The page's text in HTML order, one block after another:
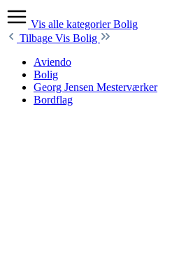
Vis alle kategorierBolig
Tilbage Vis Bolig
Aviendo
Bolig
Georg Jensen Mesterværker
Bordflag